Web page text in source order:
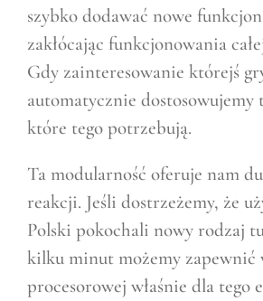
szybko dodawać nowe
zakłócając funkcjonowania
Gdy zainteresowanie którejś
automatycznie dostosowujemy
które tego potrzebują.
Ta modularność oferuje nam
reakcji. Jeśli dostrzeżemy, że
Polski pokochali nowy rodzaj
kilku minut możemy zapewnić
procesorowej właśnie dla tego